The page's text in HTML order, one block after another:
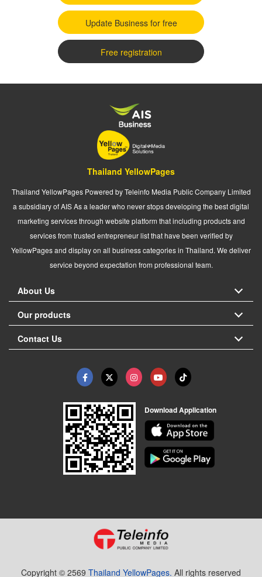
Update Business for free
Free registration
Thailand YellowPages
Thailand YellowPages Powered by Teleinfo Media Public Company Limited
a subsidiary of AIS As a leader who never stops developing the best digital
marketing services through website platform that including products and
services from trusted entrepreneur list that have been verified by
YellowPages and display on all business categories in Thailand. We deliver
service beyond expectation from professional team.
About Us
Our products
Contact Us
Download Application
Copyright © 2569 Thailand YellowPages. All rights reserved